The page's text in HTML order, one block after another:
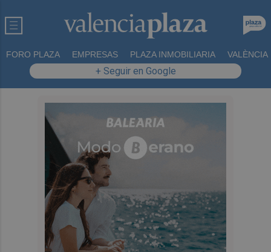
FORO PLAZA EMPRESAS PLAZA INMOBILIARIA VALÈNCIA
+ Seguir en Google